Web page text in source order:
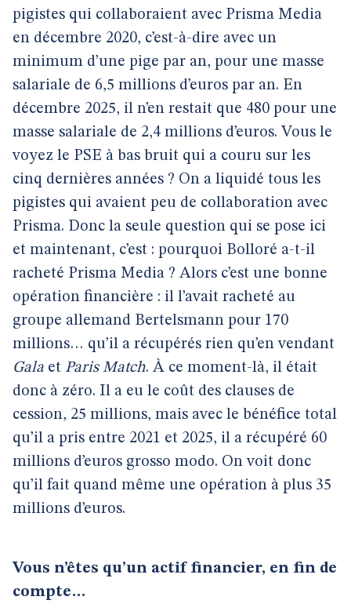
pigistes qui collaboraient avec Prisma Media
en décembre 2020, c’est-à-dire avec un
minimum d’une pige par an, pour une masse
salariale de 6,5 millions d’euros par an. En
décembre 2025, il n’en restait que 480 pour une
masse salariale de 2,4 millions d’euros. Vous le
voyez le PSE à bas bruit qui a couru sur les
cinq dernières années ? On a liquidé tous les
pigistes qui avaient peu de collaboration avec
Prisma. Donc la seule question qui se pose ici
et maintenant, c’est : pourquoi Bolloré a-t-il
racheté Prisma Media ? Alors c’est une bonne
opération financière : il l’avait racheté au
groupe allemand Bertelsmann pour 170
millions… qu’il a récupérés rien qu’en vendant
Gala et Paris Match. À ce moment-là, il était
donc à zéro. Il a eu le coût des clauses de
cession, 25 millions, mais avec le bénéfice total
qu’il a pris entre 2021 et 2025, il a récupéré 60
millions d’euros grosso modo. On voit donc
qu’il fait quand même une opération à plus 35
millions d’euros.
Vous n’êtes qu’un actif financier, en fin de
compte…